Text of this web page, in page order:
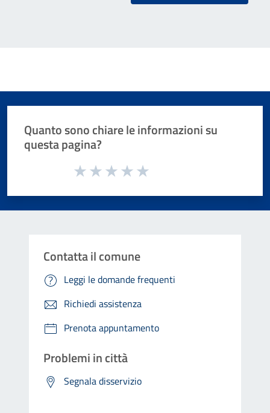
Quanto sono chiare le informazioni su
questa pagina?
Valuta da 1 a 5 stelle la pagina
Contatta il comune
Leggi le domande frequenti
Richiedi assistenza
Prenota appuntamento
Problemi in città
Segnala disservizio